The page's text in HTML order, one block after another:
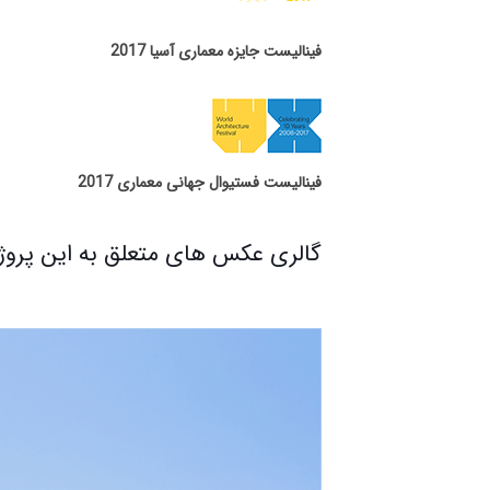
فینالیست جایزه معماری آسیا 2017
فینالیست فستیوال جهانی معماری 2017
گالری عکس های متعلق به این